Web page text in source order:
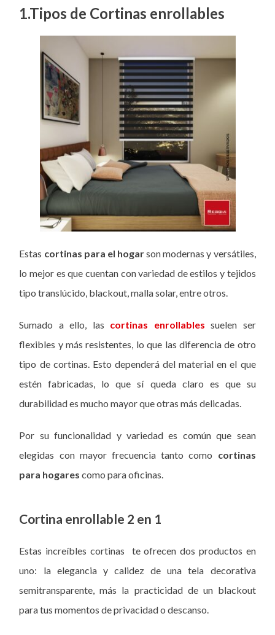
1.Tipos de Cortinas enrollables
Estas cortinas para el hogarson modernas y versátiles,
lo mejor es que cuentan con variedad de estilos y tejidos
tipo translúcido, blackout, malla solar, entre otros.
Sumado a ello, las cortinas enrollables suelen ser
flexibles y más resistentes, lo que las diferencia de otro
tipo de cortinas. Esto dependerá del material en el que
estén fabricadas, lo que sí queda claro es que su
durabilidad es mucho mayor que otras más delicadas.
Por su funcionalidad y variedad es común que sean
elegidas con mayor frecuencia tanto como cortinas
para hogares como para oficinas.
Cortina enrollable 2 en 1
Estas increíbles cortinas
te ofrecen dos productos en
uno: la elegancia y calidez de una tela decorativa
semitransparente, más la practicidad de un blackout
para tus momentos de privacidad o descanso.